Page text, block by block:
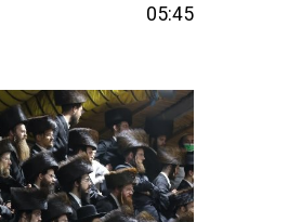
05:45